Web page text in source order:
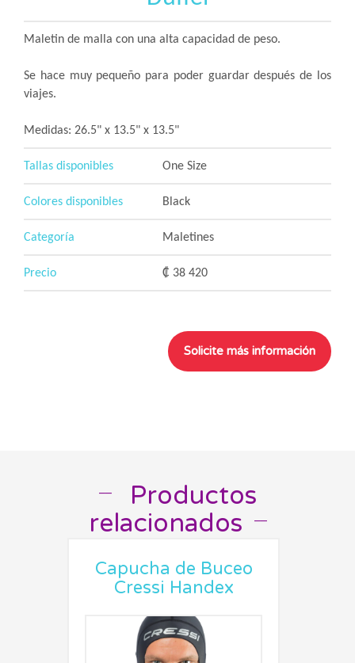
Maletin de malla con una alta capacidad de peso.
Se hace muy pequeño para poder guardar después de los
viajes.
Medidas: 26.5" x 13.5" x 13.5"
Tallas disponibles One Size
Colores disponibles Black
Categoría Maletines
Precio ₡ 38 420
Productos
relacionados
Capucha de Buceo
Cressi Handex